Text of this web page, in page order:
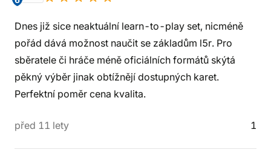
Dnes již sice neaktuální learn-to-play set, nicméně
pořád dává možnost naučit se základům l5r. Pro
sběratele či hráče méně oficiálních formátů skýtá
pěkný výběr jinak obtížnějí dostupných karet.
Perfektní poměr cena kvalita.
před 11 lety 1